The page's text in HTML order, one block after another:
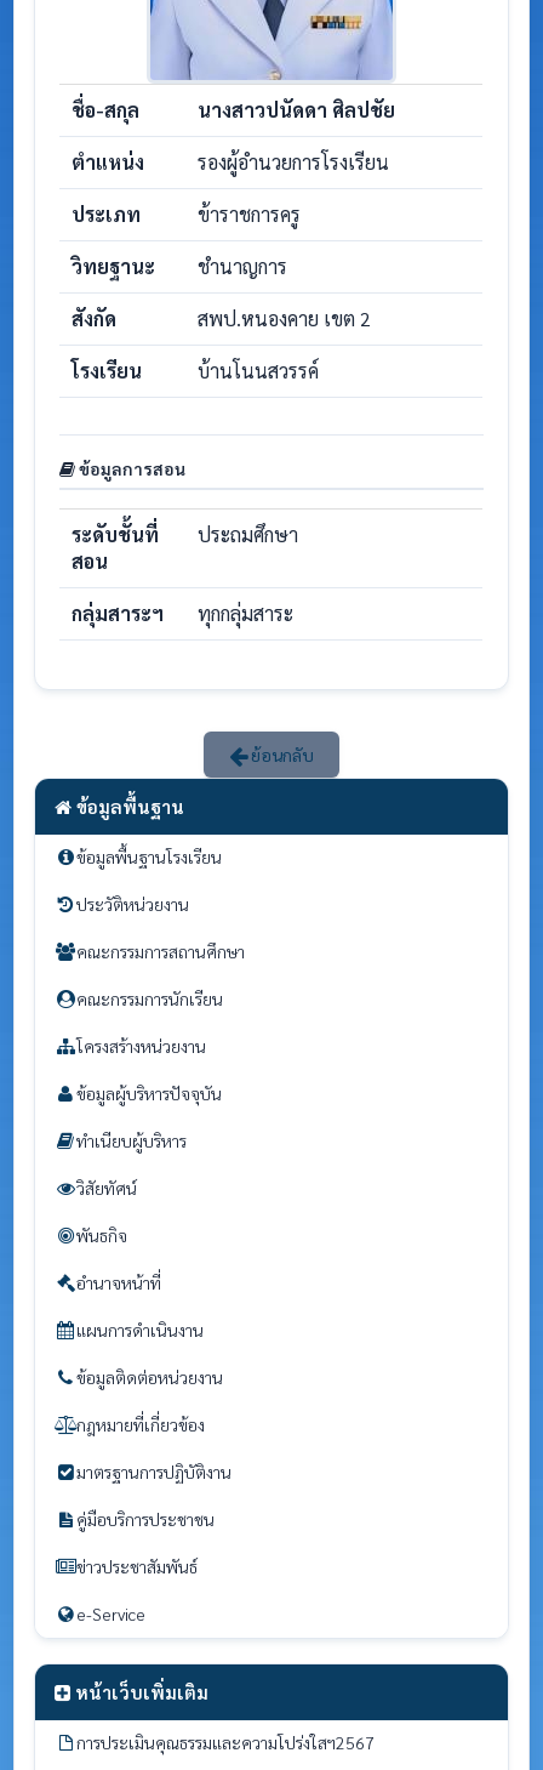
ข้อมูลพื้นฐาน
ข้อมูลพื้นฐานโรงเรียน
ประวัติหน่วยงาน
คณะกรรมการสถานศึกษา
คณะกรรมการนักเรียน
โครงสร้างหน่วยงาน
ข้อมูลผู้บริหารปัจจุบัน
ทำเนียบผู้บริหาร
วิสัยทัศน์
พันธกิจ
อำนาจหน้าที่
แผนการดำเนินงาน
ข้อมูลติดต่อหน่วยงาน
กฎหมายที่เกี่ยวข้อง
มาตรฐานการปฏิบัติงาน
คู่มือบริการประชาชน
ข่าวประชาสัมพันธ์
e-Service
หน้าเว็บเพิ่มเติม
การประเมินคุณธรรมและความโปร่งใสฯ2567
ชื่อ-สกุล นางสาวปนัดดา ศิลปชัย
ตำแหน่ง รองผู้อำนวยการโรงเรียน
ประเภท ข้าราชการครู
วิทยฐานะ ชำนาญการ
สังกัด สพป.หนองคาย เขต 2
โรงเรียน บ้านโนนสวรรค์
ข้อมูลการสอน
ระดับชั้นที่
สอน
ประถมศึกษา
กลุ่มสาระฯ ทุกกลุ่มสาระ
ย้อนกลับ